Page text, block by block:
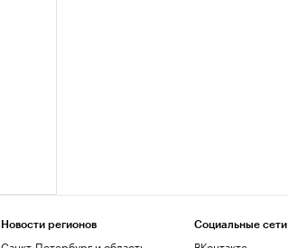
Новости регионов Социальные сети